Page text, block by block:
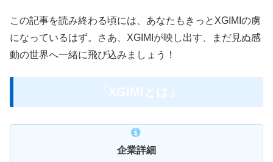
この記事を読み終わる頃には、あなたもきっとXGIMIの虜
になっているはず。さあ、XGIMIが映し出す、まだ見ぬ感
動の世界へ一緒に飛び込みましょう！
「XGIMIとは」
企業詳細